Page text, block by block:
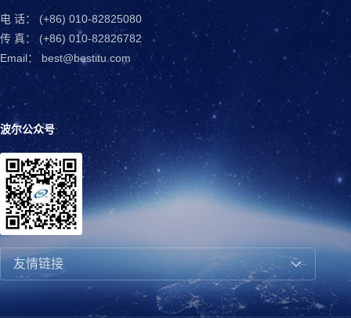
电 话： (+86) 010-82825080
传 真： (+86) 010-82826782
Email： best@bestitu.com
波尔公众号
友情链接